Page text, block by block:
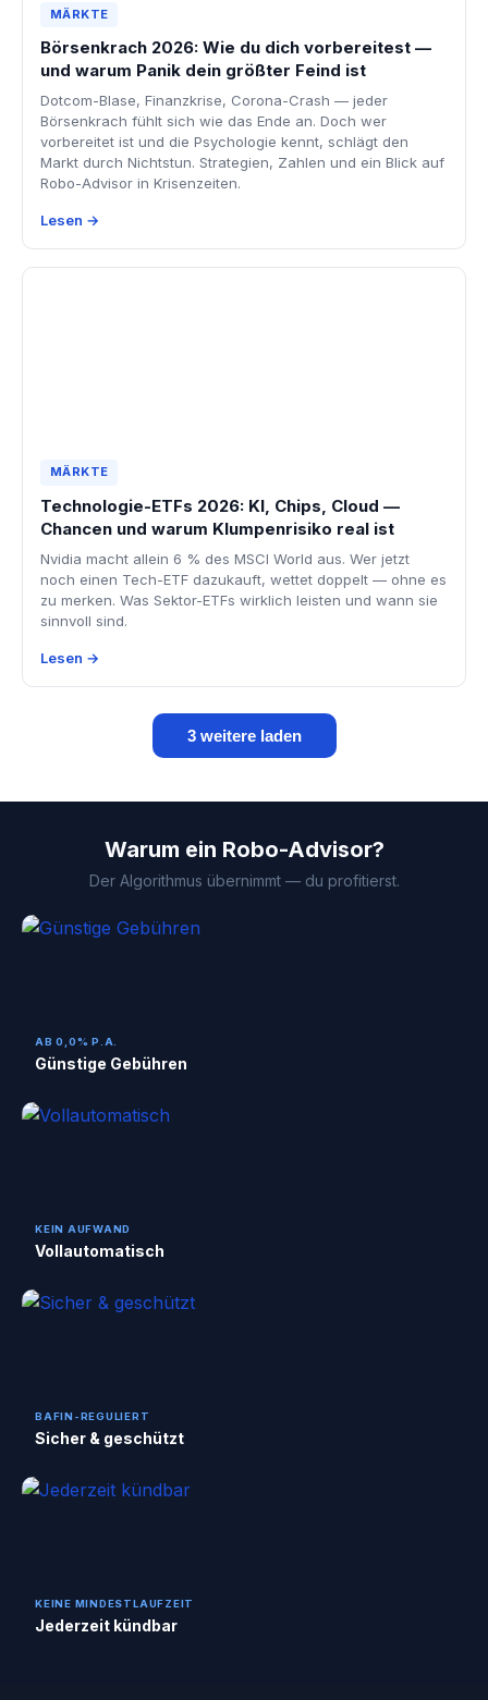
MÄRKTE
Börsenkrach 2026: Wie du dich vorbereitest —
und warum Panik dein größter Feind ist
Dotcom-Blase, Finanzkrise, Corona-Crash — jeder
Börsenkrach fühlt sich wie das Ende an. Doch wer
vorbereitet ist und die Psychologie kennt, schlägt den
Markt durch Nichtstun. Strategien, Zahlen und ein Blick auf
Robo-Advisor in Krisenzeiten.
Lesen →
MÄRKTE
Technologie-ETFs 2026: KI, Chips, Cloud —
Chancen und warum Klumpenrisiko real ist
Nvidia macht allein 6 % des MSCI World aus. Wer jetzt
noch einen Tech-ETF dazukauft, wettet doppelt — ohne es
zu merken. Was Sektor-ETFs wirklich leisten und wann sie
sinnvoll sind.
Lesen →
3 weitere laden
Warum ein Robo-Advisor?
Der Algorithmus übernimmt — du profitierst.
AB 0,0% P.A.
Günstige Gebühren
KEIN AUFWAND
Vollautomatisch
BAFIN-REGULIERT
Sicher & geschützt
KEINE MINDESTLAUFZEIT
Jederzeit kündbar